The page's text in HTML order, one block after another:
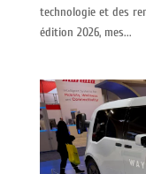
technologie et des
édition 2026, mes...